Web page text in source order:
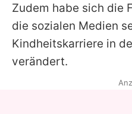
Zudem habe sich die
die sozialen Medien
Kindheitskarriere in
verändert.